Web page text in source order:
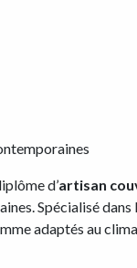
d’artisan
Spécialisé
adaptés au